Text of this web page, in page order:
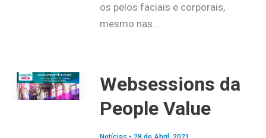
os pelos faciais e corporais,
mesmo nas…
Websessions da
People Value